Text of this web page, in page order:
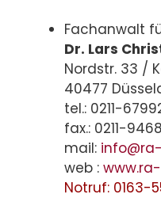
Fachanwalt
Dr. Lars
Nordstr. 33 /
40477
tel.: 0211-
fax.: 0211-
mail:
web :
Notruf: 0163-